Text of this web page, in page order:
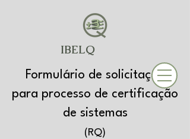
IBELQ
Formulário de solicitação
para processo de certificação
de sistemas
( RQ)